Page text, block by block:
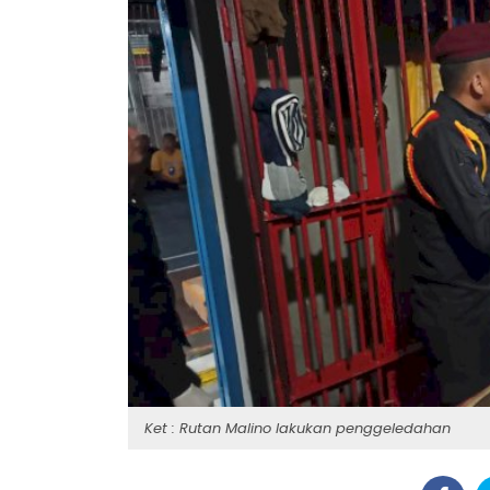
Ket : Rutan Malino lakukan penggeledahan